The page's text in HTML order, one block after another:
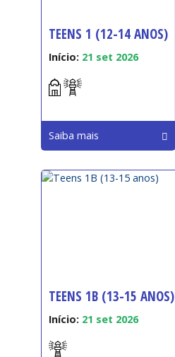
TEENS 1 (12-14 ANOS)
Início: 21 set 2026
Saiba mais
TEENS 1B (13-15 ANOS)
Início: 21 set 2026